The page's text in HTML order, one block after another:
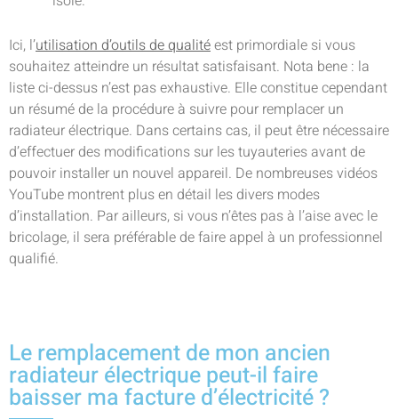
Ici, l’utilisation d’outils de qualitéest primordiale si vous
souhaitez atteindre un résultat satisfaisant. Nota bene : la
liste ci-dessus n’est pas exhaustive. Elle constitue cependant
un résumé de la procédure à suivre pour remplacer un
radiateur électrique. Dans certains cas, il peut être nécessaire
d’effectuer des modifications sur les tuyauteries avant de
pouvoir installer un nouvel appareil. De nombreuses vidéos
YouTube montrent plus en détail les divers modes
d’installation. Par ailleurs, si vous n’êtes pas à l’aise avec le
bricolage, il sera préférable de faire appel à un professionnel
qualifié.
Le remplacement de mon ancien
radiateur électrique peut-il faire
baisser ma facture d’électricité ?